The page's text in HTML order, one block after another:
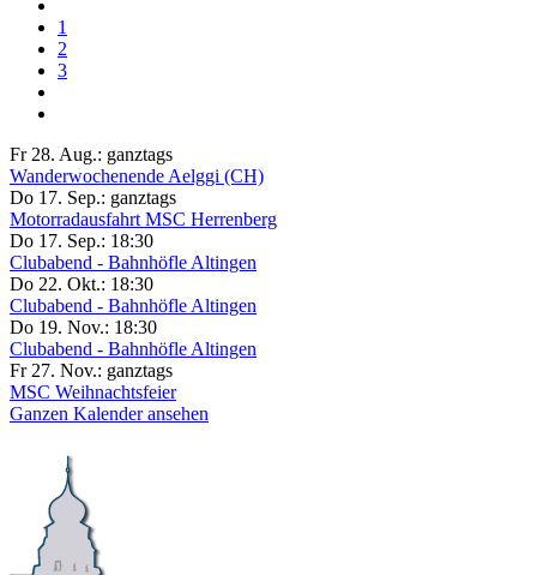
1
2
3
Fr 28. Aug.: ganztags
Wanderwochenende Aelggi (CH)
Do 17. Sep.: ganztags
Motorradausfahrt MSC Herrenberg
Do 17. Sep.: 18:30
Clubabend - Bahnhöfle Altingen
Do 22. Okt.: 18:30
Clubabend - Bahnhöfle Altingen
Do 19. Nov.: 18:30
Clubabend - Bahnhöfle Altingen
Fr 27. Nov.: ganztags
MSC Weihnachtsfeier
Ganzen Kalender ansehen